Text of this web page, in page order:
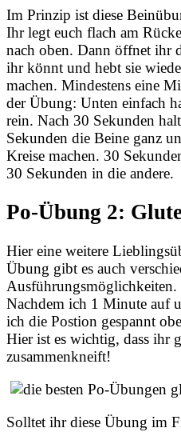
Im Prinzip ist diese
Ihr legt euch flach am
nach oben. Dann öffnet ihr
ihr könnt und hebt sie
machen. Mindestens eine
der Übung: Unten einfach
rein. Nach 30 Sekunden
Sekunden die Beine ganz
Kreise machen. 30
30 Sekunden in die andere.
Po-Übung 2:
Hier eine weitere
Übung gibt es auch
Ausführungsmöglichkeiten.
Nachdem ich 1 Minute auf
ich die Postion gespannt
Hier ist es wichtig, dass ihr
zusammenkneift!
Solltet ihr diese Übung im